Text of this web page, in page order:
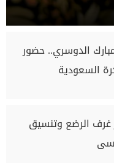
الدوسري.. حضور
السعودية
غرف الرضع وتنسيق